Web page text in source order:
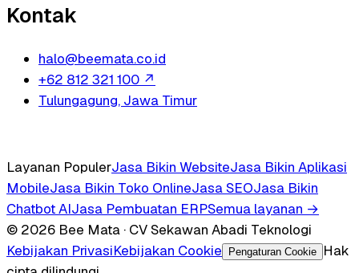
Kontak
halo@beemata.co.id
+62 812 321 100 ↗
Tulungagung, Jawa Timur
Layanan PopulerJasa Bikin WebsiteJasa Bikin Aplikasi
MobileJasa Bikin Toko OnlineJasa SEOJasa Bikin
Chatbot AIJasa Pembuatan ERPSemua layanan →
© 2026 Bee Mata · CV Sekawan Abadi Teknologi
Kebijakan PrivasiKebijakan Cookie Pengaturan Cookie
Hak